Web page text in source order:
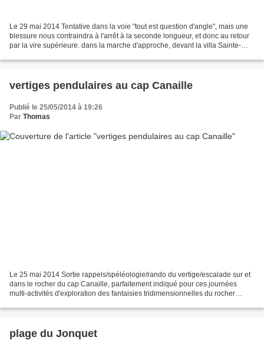
Le 29 mai 2014 Tentative dans la voie "tout est question d'angle", mais une
blessure nous contraindra à l'arrêt à la seconde longueur, et donc au retour
par la vire supérieure. dans la marche d'approche, devant la villa Sainte-
vertiges pendulaires au cap Canaille
Publié le 25/05/2014 à 19:26
Par Thomas
Le 25 mai 2014 Sortie rappels/spéléologie/rando du vertige/escalade sur et
dans le rocher du cap Canaille, parfaitement indiqué pour ces journées
multi-activités d'exploration des fantaisies tridimensionnelles du rocher
plage du Jonquet